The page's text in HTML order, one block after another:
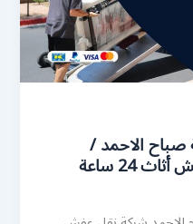
الاحمد /